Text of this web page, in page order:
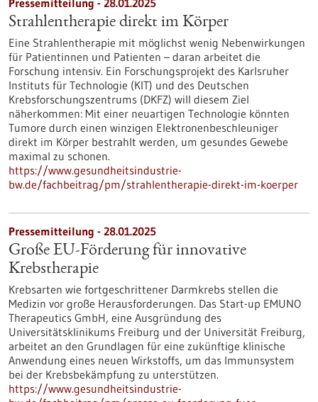
Pressemitteilung - 28.01.2025
Strahlentherapie direkt im Körper
Eine Strahlentherapie mit möglichst wenig Nebenwirkungen
für Patientinnen und Patienten – daran arbeitet die
Forschung intensiv. Ein Forschungsprojekt des Karlsruher
Instituts für Technologie (KIT) und des Deutschen
Krebsforschungszentrums (DKFZ) will diesem Ziel
näherkommen: Mit einer neuartigen Technologie könnten
Tumore durch einen winzigen Elektronenbeschleuniger
direkt im Körper bestrahlt werden, um gesundes Gewebe
maximal zu schonen.
https://www.gesundheitsindustrie-
bw.de/fachbeitrag/pm/strahlentherapie-direkt-im-koerper
Pressemitteilung - 28.01.2025
Große EU-Förderung für innovative
Krebstherapie
Krebsarten wie fortgeschrittener Darmkrebs stellen die
Medizin vor große Herausforderungen. Das Start-up EMUNO
Therapeutics GmbH, eine Ausgründung des
Universitätsklinikums Freiburg und der Universität Freiburg,
arbeitet an den Grundlagen für eine zukünftige klinische
Anwendung eines neuen Wirkstoffs, um das Immunsystem
bei der Krebsbekämpfung zu unterstützen.
https://www.gesundheitsindustrie-